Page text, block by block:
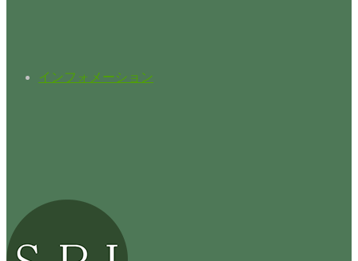
インフォメーション